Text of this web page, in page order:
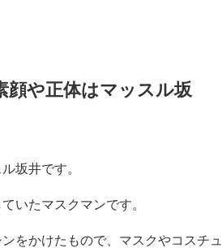
顔や正体はマッスル坂
坂井です。
いたマスクマンです。
をかけたもので、マスクやコスチュ